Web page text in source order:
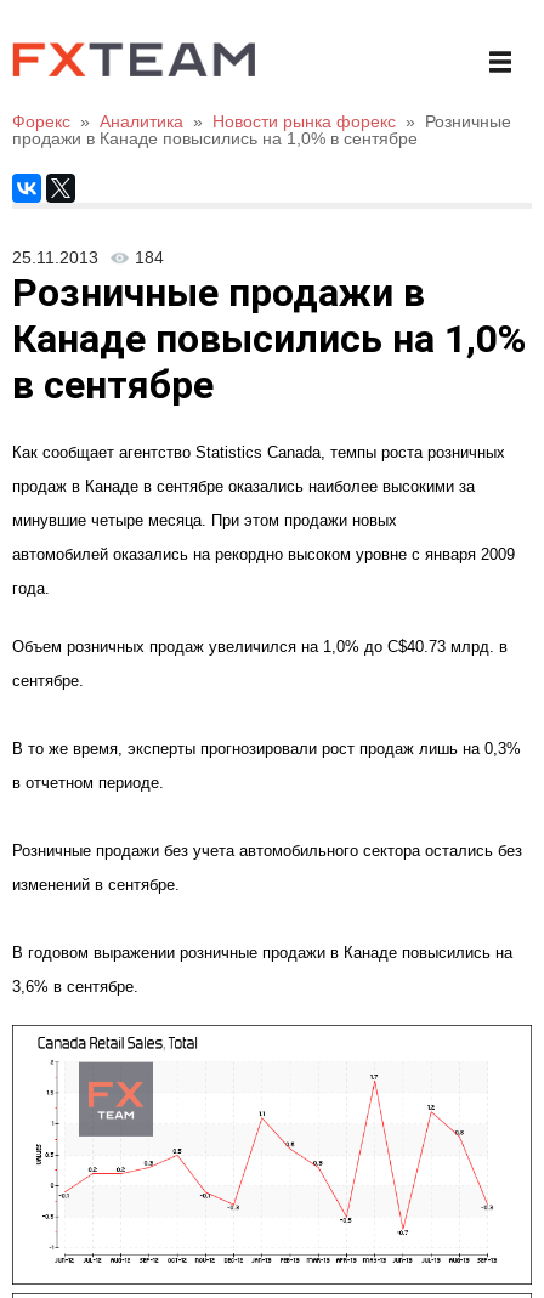
Форекс » Аналитика » Новости рынка форекс »
Розничные
продажи в Канаде повысились на 1,0% в сентябре
25.11.2013 184
Розничные продажи в
Канаде повысились на 1,0%
в сентябре
Как сообщает агентство Statistics Canada, темпы роста розничных
продаж в Канаде в сентябре оказались наиболее высокими за
минувшие четыре месяца. При этом продажи новых
автомобилей оказались на рекордно высоком уровне с января 2009
года.
Объем розничных продаж увеличился на 1,0% до C$40.73 млрд. в
сентябре.
В то же время, эксперты прогнозировали рост продаж лишь на 0,3%
в отчетном периоде.
Розничные продажи без учета автомобильного сектора остались без
изменений в сентябре.
В годовом выражении розничные продажи в Канаде повысились на
3,6% в сентябре.